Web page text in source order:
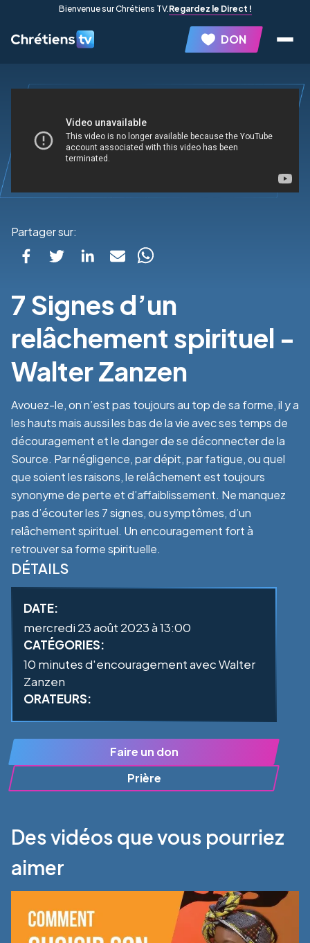
Bienvenue sur Chrétiens TV.Regardez le Direct !
DON
Partager sur:
7 Signes d’un
relâchement spirituel -
Walter Zanzen
Avouez-le, on n’est pas toujours au top de sa forme, il y a
les hauts mais aussi les bas de la vie avec ses temps de
découragement et le danger de se déconnecter de la
Source. Par négligence, par dépit, par fatigue, ou quel
que soient les raisons, le relâchement est toujours
synonyme de perte et d’affaiblissement. Ne manquez
pas d’écouter les 7 signes, ou symptômes, d’un
relâchement spirituel. Un encouragement fort à
retrouver sa forme spirituelle.
DÉTAILS
DATE:
mercredi 23 août 2023 à 13:00
CATÉGORIES:
10 minutes d'encouragement avec Walter
Zanzen
ORATEURS:
Faire un don
Prière
Des vidéos que vous pourriez
aimer